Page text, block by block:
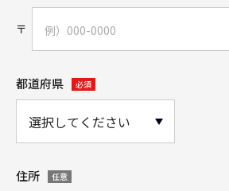
〒
都道府県 必須
住所 任意